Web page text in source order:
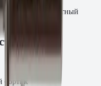
стандартный
бортик